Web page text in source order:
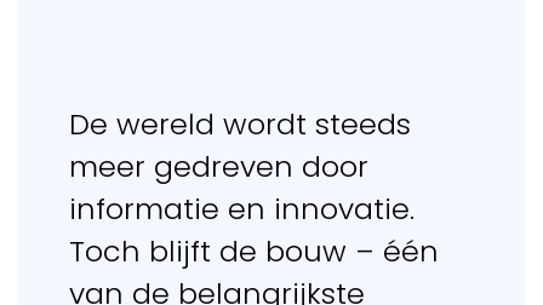
De wereld wordt steeds
meer gedreven door
informatie en innovatie.
Toch blijft de bouw – één
van de belangrijkste